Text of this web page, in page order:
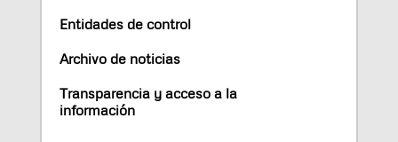
Entidades de control
Archivo de noticias
Transparencia y acceso a la
información